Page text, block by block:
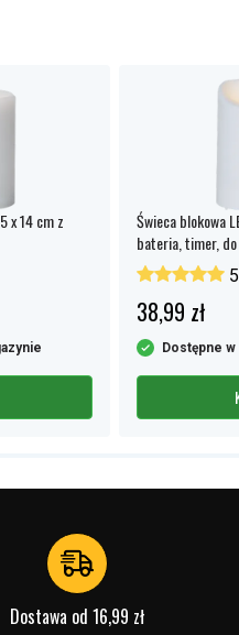
x 14 cm z
Świeca blokowa
bateria, timer,
wewnętrznego i 5
38,99 zł
Dostępne
Dostawa od 16,99 zł